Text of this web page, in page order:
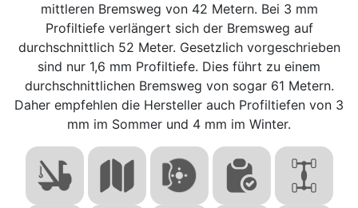
mittleren Bremsweg von 42 Metern. Bei 3 mm
Profiltiefe verlängert sich der Bremsweg auf
durchschnittlich 52 Meter. Gesetzlich vorgeschrieben
sind nur 1,6 mm Profiltiefe. Dies führt zu einem
durchschnittlichen Bremsweg von sogar 61 Metern.
Daher empfehlen die Hersteller auch Profiltiefen von 3
mm im Sommer und 4 mm im Winter.